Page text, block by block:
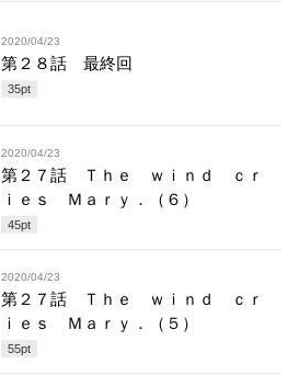
2020/04/23
第２８話 最終回
35pt
2020/04/23
第２７話 Ｔｈｅ ｗｉｎｄ ｃｒ
ｉｅｓ Ｍａｒｙ．（６）
45pt
2020/04/23
第２７話 Ｔｈｅ ｗｉｎｄ ｃｒ
ｉｅｓ Ｍａｒｙ．（５）
55pt